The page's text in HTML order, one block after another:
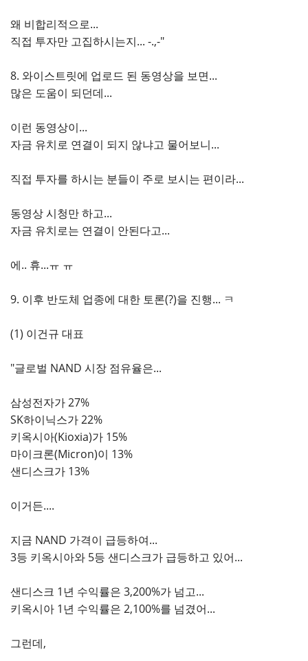
왜 비합리적으로...
직접 투자만 고집하시는지... -.,-"
8. 와이스트릿에 업로드 된 동영상을 보면...
많은 도움이 되던데...
이런 동영상이...
자금 유치로 연결이 되지 않냐고 물어보니...
직접 투자를 하시는 분들이 주로 보시는 편이라...
동영상 시청만 하고...
자금 유치로는 연결이 안된다고...
에.. 휴...ㅠ ㅠ
9. 이후 반도체 업종에 대한 토론(?)을 진행... ㅋ
(1) 이건규 대표
"글로벌 NAND 시장 점유율은...
삼성전자가 27%
SK하이닉스가 22%
키옥시아(Kioxia)가 15%
마이크론(Micron)이 13%
샌디스크가 13%
이거든....
지금 NAND 가격이 급등하여...
3등 키옥시아와 5등 샌디스크가 급등하고 있어...
샌디스크 1년 수익률은 3,200%가 넘고...
키옥시아 1년 수익률은 2,100%를 넘겼어...
그런데,